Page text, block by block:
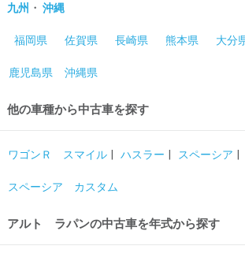
九州 ・ 沖縄
福岡県 佐賀県 長崎県 熊本県 大分
鹿児島県 沖縄県
他の車種から中古車を探す
ワゴンＲ スマイル ハスラー スペーシア
スペーシア カスタム
アルト ラパンの中古車を年式から探す